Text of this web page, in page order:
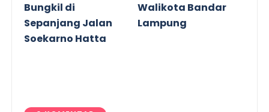
Bungkil di
Sepanjang Jalan
Soekarno Hatta
Walikota Bandar
Lampung